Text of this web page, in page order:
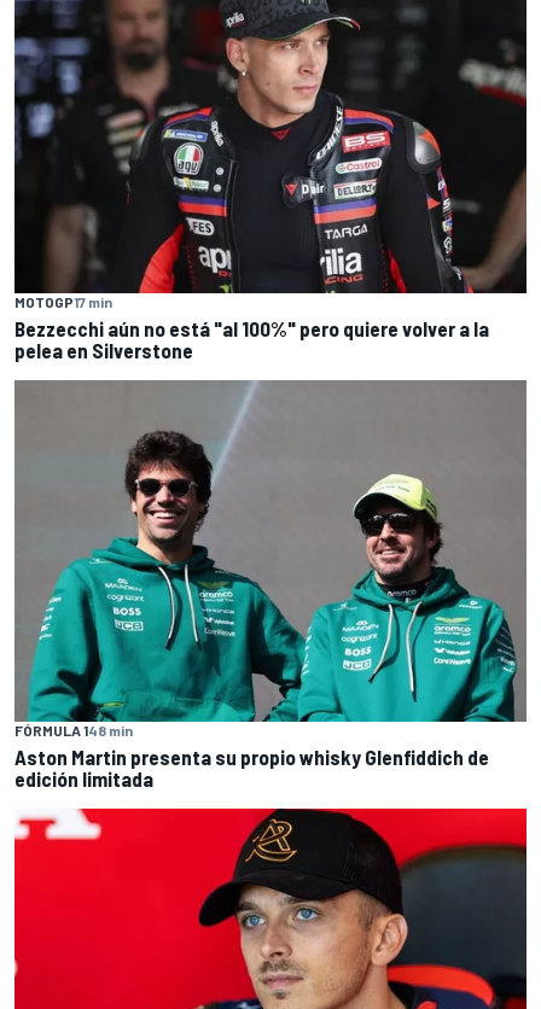
MOTOGP17 min
Bezzecchi aún no está "al 100%" pero quiere volver a la
pelea en Silverstone
FÓRMULA 148 min
Aston Martin presenta su propio whisky Glenfiddich de
edición limitada